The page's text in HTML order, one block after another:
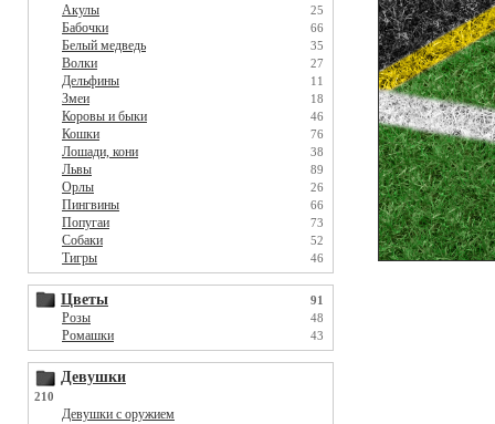
Акулы 25
Бабочки 66
Белый медведь 35
Волки 27
Дельфины 11
Змеи 18
Коровы и быки 46
Кошки 76
Лошади, кони 38
Львы 89
Орлы 26
Пингвины 66
Попугаи 73
Собаки 52
Тигры 46
Цветы 91
Розы 48
Ромашки 43
Девушки
210
Девушки с оружием